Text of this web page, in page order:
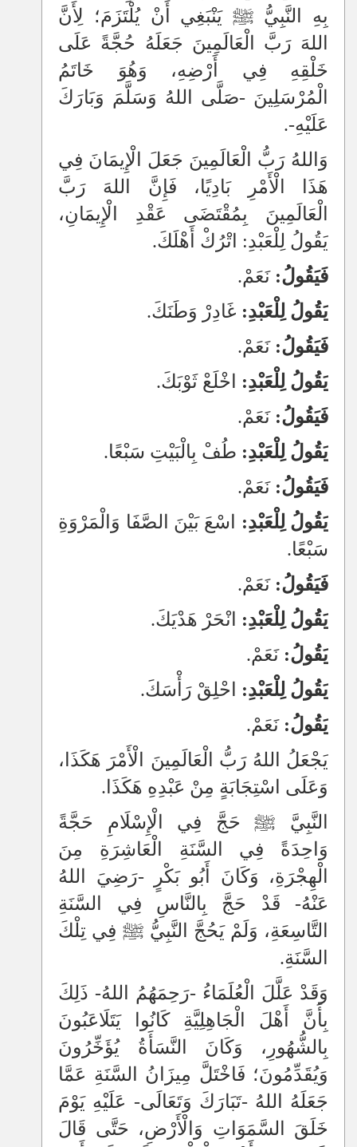
بِهِ النَّبِيُّ ﷺ يَنْبَغِي أَنْ يُلْتَزَمَ؛ لِأَنَّ
اللهَ رَبَّ الْعَالَمِينَ جَعَلَهُ حُجَّةً عَلَى
خَلْقِهِ فِي أَرْضِهِ، وَهُوَ خَاتَمُ
الْمُرْسَلِينَ -صَلَّى اللهُ وَسَلَّمَ وَبَارَكَ
عَلَيْهِ-.
وَاللهُ رَبُّ الْعَالَمِينَ جَعَلَ الْإِيمَانَ فِي
هَذَا الْأَمْرِ بَادِيًا، فَإِنَّ اللهَ رَبَّ
الْعَالَمِينَ بِمُقْتَضَى عَقْدِ الْإِيمَانِ،
يَقُولُ لِلْعَبْدِ: اتْرُكْ أَهْلَكَ.
فَيَقُولُ: نَعَمْ.
يَقُولُ لِلْعَبْدِ: غَادِرْ وَطَنَكَ.
فَيَقُولُ: نَعَمْ.
يَقُولُ لِلْعَبْدِ: اخْلَعْ ثَوْبَكَ.
فَيَقُولُ: نَعَمْ.
يَقُولُ لِلْعَبْدِ: طُفْ بِالْبَيْتِ سَبْعًا.
فَيَقُولُ: نَعَمْ.
يَقُولُ لِلْعَبْدِ: اسْعَ بَيْنَ الصَّفَا وَالْمَرْوَةِ
سَبْعًا.
فَيَقُولُ: نَعَمْ.
يَقُولُ لِلْعَبْدِ: انْحَرْ هَدْيَكَ.
يَقُولُ: نَعَمْ.
يَقُولُ لِلْعَبْدِ: احْلِقْ رَأْسَكَ.
يَقُولُ: نَعَمْ.
يَجْعَلُ اللهُ رَبُّ الْعَالَمِينَ الْأَمْرَ هَكَذَا،
وَعَلَى اسْتِجَابَةٍ مِنْ عَبْدِهِ هَكَذَا.
النَّبِيَّ ﷺ حَجَّ فِي الْإِسْلَامِ حَجَّةً
وَاحِدَةً فِي السَّنَةِ الْعَاشِرَةِ مِنَ
الْهِجْرَةِ، وَكَانَ أَبُو بَكْرٍ -رَضِيَ اللهُ
عَنْهُ- قَدْ حَجَّ بِالنَّاسِ فِي السَّنَةِ
التَّاسِعَةِ، وَلَمْ يَحُجَّ النَّبِيُّ ﷺ فِي تِلْكَ
السَّنَةِ.
وَقَدْ عَلَّلَ الْعُلَمَاءُ -رَحِمَهُمُ اللهُ- ذَلِكَ
بِأَنَّ أَهْلَ الْجَاهِلِيَّةِ كَانُوا يَتَلَاعَبُونَ
بِالشُّهُورِ، وَكَانَ النَّسَأَةُ يُؤَخِّرُونَ
وَيُقَدِّمُونَ؛ فَاخْتَلَّ مِيزَانُ السَّنَةِ عَمَّا
جَعَلَهُ اللهُ -تَبَارَكَ وَتَعَالَى- عَلَيْهِ يَوْمَ
خَلَقَ السَّمَوَاتِ وَالْأَرْضِ، حَتَّى قَالَ